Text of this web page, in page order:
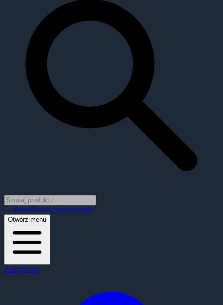
← Powrót do wyszukiwarki
Otwórz menu
Zaloguj się